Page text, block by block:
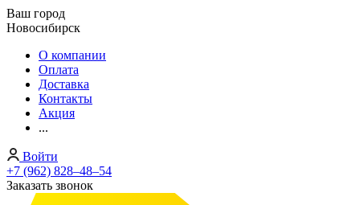
Ваш город
Новосибирск
О компании
Оплата
Доставка
Контакты
Акция
...
Войти
+7 (962) 828‒48‒54
Заказать звонок